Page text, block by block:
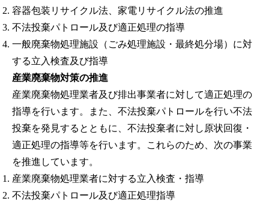
容器包装リサイクル法、家電リサイクル法の推進
不法投棄パトロール及び適正処理の指導
一般廃棄物処理施設（ごみ処理施設・最終処分場）に対
する立入検査及び指導
産業廃棄物対策の推進
産業廃棄物処理業者及び排出事業者に対して適正処理の
指導を行います。また、不法投棄パトロールを行い不法
投棄を発見するとともに、不法投棄者に対し原状回復・
適正処理の指導等を行います。これらのため、次の事業
を推進しています。
産業廃棄物処理業者に対する立入検査・指導
不法投棄パトロール及び適正処理指導